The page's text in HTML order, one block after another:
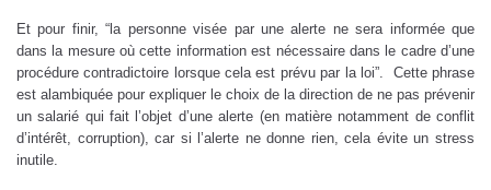
Et pour finir, “la personne visée par une alerte ne sera informée que
dans la mesure où cette information est nécessaire dans le cadre d’une
procédure contradictoire lorsque cela est prévu par la loi”. Cette phrase
est alambiquée pour expliquer le choix de la direction de ne pas prévenir
un salarié qui fait l’objet d’une alerte (en matière notamment de conflit
d’intérêt, corruption), car si l’alerte ne donne rien, cela évite un stress
inutile.